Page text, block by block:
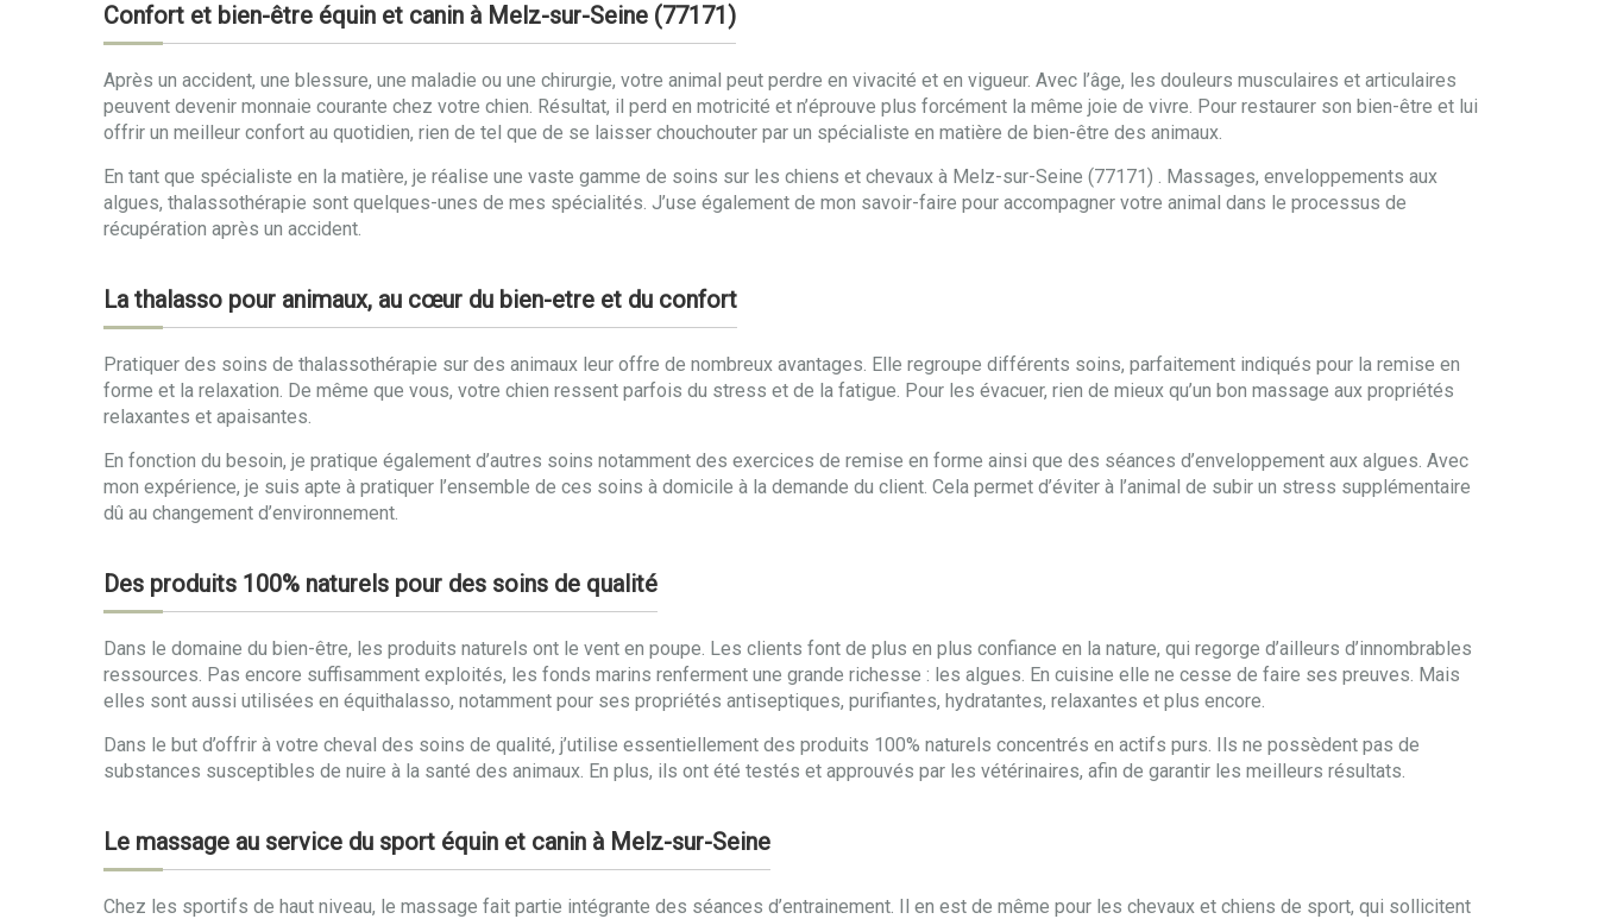
Confort et bien-être équin et canin à Melz-sur-Seine (77171)
Après un accident, une blessure, une maladie ou une chirurgie, votre animal peut perdre en vivacité et en vigueur. Avec l’âge, les douleurs musculaires et articulaires
peuvent devenir monnaie courante chez votre chien. Résultat, il perd en motricité et n’éprouve plus forcément la même joie de vivre. Pour restaurer son bien-être et lui
offrir un meilleur confort au quotidien, rien de tel que de se laisser chouchouter par un spécialiste en matière de bien-être des animaux.
En tant que spécialiste en la matière, je réalise une vaste gamme de soins sur les chiens et chevaux à Melz-sur-Seine (77171) . Massages, enveloppements aux
algues, thalassothérapie sont quelques-unes de mes spécialités. J’use également de mon savoir-faire pour accompagner votre animal dans le processus de
récupération après un accident.
La thalasso pour animaux, au cœur du bien-etre et du confort
Pratiquer des soins de thalassothérapie sur des animaux leur offre de nombreux avantages. Elle regroupe différents soins, parfaitement indiqués pour la remise en
forme et la relaxation. De même que vous, votre chien ressent parfois du stress et de la fatigue. Pour les évacuer, rien de mieux qu’un bon massage aux propriétés
relaxantes et apaisantes.
En fonction du besoin, je pratique également d’autres soins notamment des exercices de remise en forme ainsi que des séances d’enveloppement aux algues. Avec
mon expérience, je suis apte à pratiquer l’ensemble de ces soins à domicile à la demande du client. Cela permet d’éviter à l’animal de subir un stress supplémentaire
dû au changement d’environnement.
Des produits 100% naturels pour des soins de qualité
Dans le domaine du bien-être, les produits naturels ont le vent en poupe. Les clients font de plus en plus confiance en la nature, qui regorge d’ailleurs d’innombrables
ressources. Pas encore suffisamment exploités, les fonds marins renferment une grande richesse : les algues. En cuisine elle ne cesse de faire ses preuves. Mais
elles sont aussi utilisées en équithalasso, notamment pour ses propriétés antiseptiques, purifiantes, hydratantes, relaxantes et plus encore.
Dans le but d’offrir à votre cheval des soins de qualité, j’utilise essentiellement des produits 100% naturels concentrés en actifs purs. Ils ne possèdent pas de
substances susceptibles de nuire à la santé des animaux. En plus, ils ont été testés et approuvés par les vétérinaires, afin de garantir les meilleurs résultats.
Le massage au service du sport équin et canin à Melz-sur-Seine
Chez les sportifs de haut niveau, le massage fait partie intégrante des séances d’entrainement. Il en est de même pour les chevaux et chiens de sport, qui sollicitent